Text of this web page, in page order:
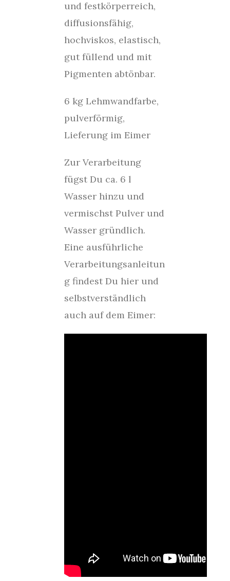
und festkörperreich,
diffusionsfähig,
hochviskos, elastisch,
gut füllend und mit
Pigmenten abtönbar.
6 kg Lehmwandfarbe,
pulverförmig,
Lieferung im Eimer
Zur Verarbeitung
fügst Du ca. 6 l
Wasser hinzu und
vermischst Pulver und
Wasser gründlich.
Eine ausführliche
Verarbeitungsanleitun
g findest Du hier und
selbstverständlich
auch auf dem Eimer: